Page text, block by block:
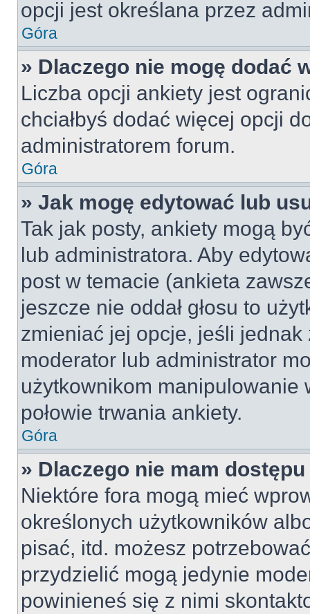
opcji jest określana przez
Góra
» Dlaczego nie mogę dodać
Liczba opcji ankiety jest
chciałbyś dodać więcej opcji
administratorem forum.
Góra
» Jak mogę edytować lub
Tak jak posty, ankiety mogą
lub administratora. Aby
post w temacie (ankieta
jeszcze nie oddał głosu to
zmieniać jej opcje, jeśli jednak
moderator lub administrator
użytkownikom manipulowanie
połowie trwania ankiety.
Góra
» Dlaczego nie mam
Niektóre fora mogą mieć
określonych użytkowników
pisać, itd. możesz
przydzielić mogą jedynie
powinieneś się z nimi